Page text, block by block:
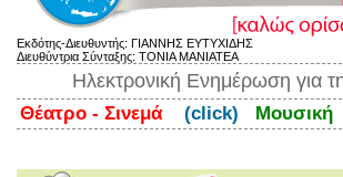
Εκδότης-Διευθυντής: ΓΙΑΝΝΗΣ ΕΥΤΥΧΙΔΗΣ
Διευθύντρια Σύνταξης: ΤΟΝΙΑ ΜΑΝΙΑΤΕΑ
Ηλεκτρονική Ενημέρωση για
Θέατρο - Σινεμά (click) Μουσική